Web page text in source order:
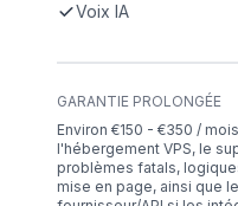
Voix IA
GARANTIE PROLONGÉE
Environ €150 - €350 /
l'hébergement VPS, le
problèmes fatals,
mise en page, ainsi que